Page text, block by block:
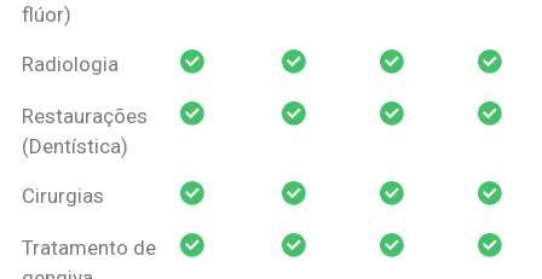
flúor)
Radiologia
Restaurações
(Dentística)
Cirurgias
Tratamento de